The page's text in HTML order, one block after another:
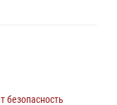
отреагировали
безопасность